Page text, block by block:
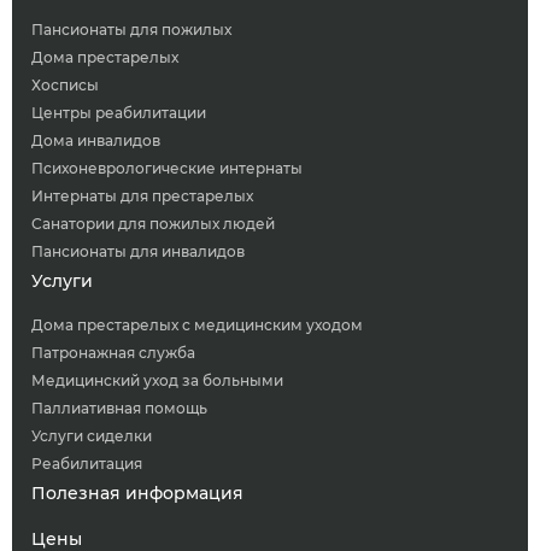
Пансионаты для пожилых
Дома престарелых
Хосписы
Центры реабилитации
Дома инвалидов
Психоневрологические интернаты
Интернаты для престарелых
Санатории для пожилых людей
Пансионаты для инвалидов
Услуги
Дома престарелых с медицинским уходом
Патронажная служба
Медицинский уход за больными
Паллиативная помощь
Услуги сиделки
Реабилитация
Полезная информация
Цены